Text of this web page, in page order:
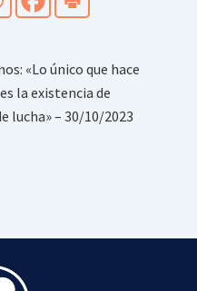
«Lo único que hace
la existencia de
lucha» – 30/10/2023